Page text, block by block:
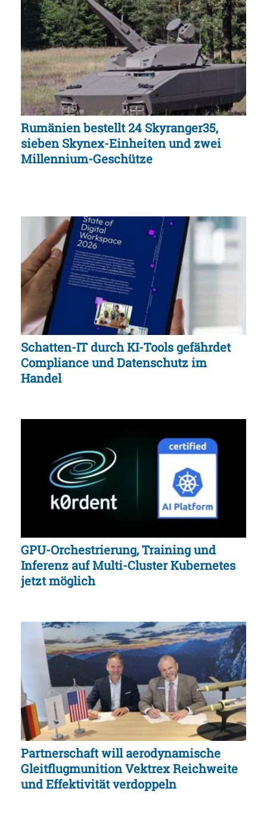
Rumänien bestellt 24 Skyranger35,
sieben Skynex-Einheiten und zwei
Millennium-Geschütze
Schatten-IT durch KI-Tools gefährdet
Compliance und Datenschutz im
Handel
GPU-Orchestrierung, Training und
Inferenz auf Multi-Cluster Kubernetes
jetzt möglich
Partnerschaft will aerodynamische
Gleitflugmunition Vektrex Reichweite
und Effektivität verdoppeln